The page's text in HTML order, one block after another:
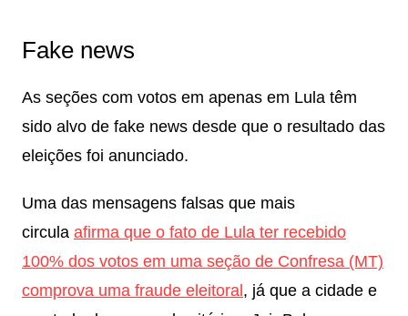
Fake news
As seções com votos em apenas em Lula têm
sido alvo de fake news desde que o resultado das
eleições foi anunciado.
Uma das mensagens falsas que mais
circula afirma que o fato de Lula ter recebido
100% dos votos em uma seção de Confresa (MT)
comprova uma fraude eleitoral , já que a cidade e